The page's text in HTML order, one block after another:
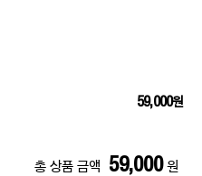
59,000원
총 상품 금액 59,000 원